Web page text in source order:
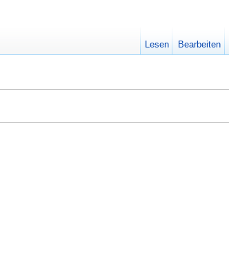
Lesen Bearbeiten